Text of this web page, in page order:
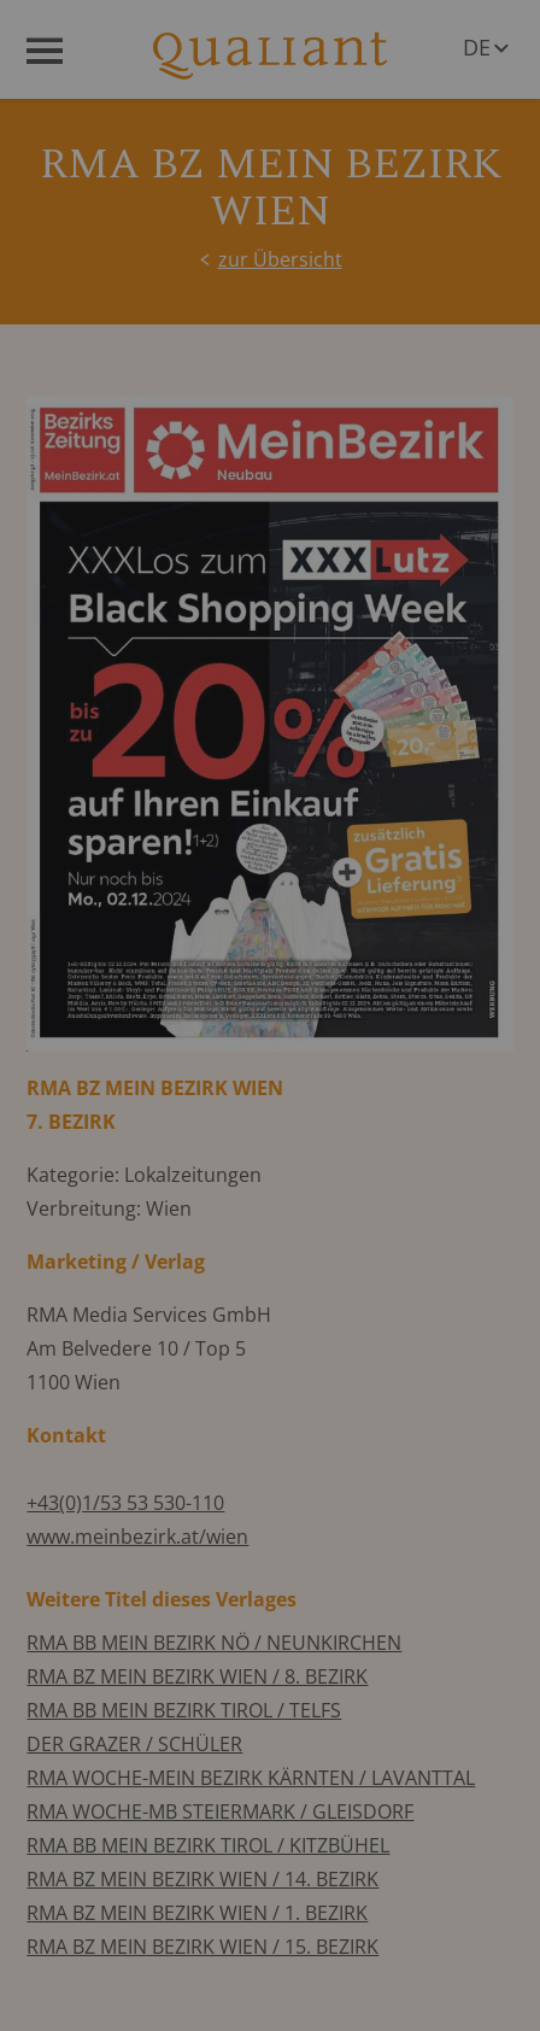
DE
RMA BZ MEIN BEZIRK
WIEN
zur Übersicht
RMA BZ MEIN BEZIRK WIEN
7. BEZIRK
Kategorie: Lokalzeitungen
Verbreitung: Wien
Marketing / Verlag
RMA Media Services GmbH
Am Belvedere 10 / Top 5
1100 Wien
Kontakt
+43(0)1/53 53 530-110
www.meinbezirk.at/wien
Weitere Titel dieses Verlages
RMA BB MEIN BEZIRK NÖ / NEUNKIRCHEN
RMA BZ MEIN BEZIRK WIEN / 8. BEZIRK
RMA BB MEIN BEZIRK TIROL / TELFS
DER GRAZER / SCHÜLER
RMA WOCHE-MEIN BEZIRK KÄRNTEN / LAVANTTAL
RMA WOCHE-MB STEIERMARK / GLEISDORF
RMA BB MEIN BEZIRK TIROL / KITZBÜHEL
RMA BZ MEIN BEZIRK WIEN / 14. BEZIRK
RMA BZ MEIN BEZIRK WIEN / 1. BEZIRK
RMA BZ MEIN BEZIRK WIEN / 15. BEZIRK